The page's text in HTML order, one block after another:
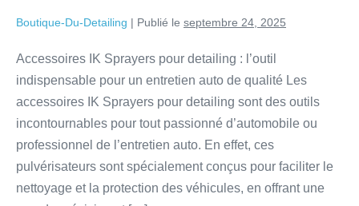
Boutique-Du-Detailing | Publié le septembre 24, 2025
Accessoires IK Sprayers pour detailing : l’outil
indispensable pour un entretien auto de qualité Les
accessoires IK Sprayers pour detailing sont des outils
incontournables pour tout passionné d’automobile ou
professionnel de l’entretien auto. En effet, ces
pulvérisateurs sont spécialement conçus pour faciliter le
nettoyage et la protection des véhicules, en offrant une